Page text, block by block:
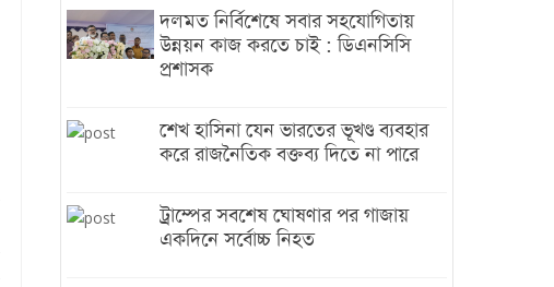
দলমত নির্বিশেষে সবার সহযোগিতায়
উন্নয়ন কাজ করতে চাই : ডিএনসিসি
প্রশাসক
শেখ হাসিনা যেন ভারতের ভূখণ্ড ব্যবহার
করে রাজনৈতিক বক্তব্য দিতে না পারে
ট্রাম্পের সবশেষ ঘোষণার পর গাজায়
একদিনে সর্বোচ্চ নিহত